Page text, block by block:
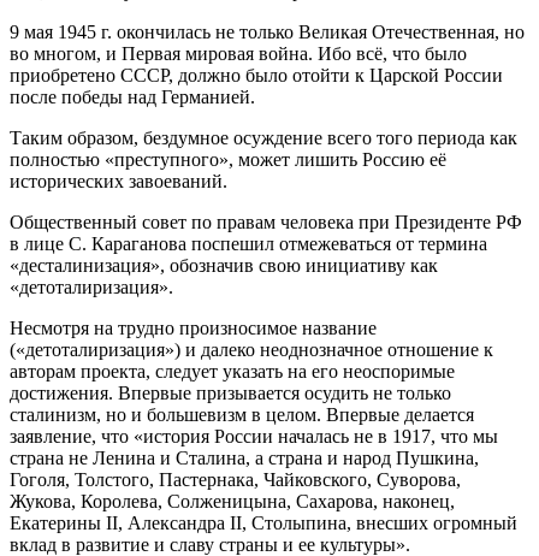
9 мая 1945 г. окончилась не только Великая Отечественная, но
во многом, и Первая мировая война. Ибо всё, что было
приобретено СССР, должно было отойти к Царской России
после победы над Германией.
Таким образом, бездумное осуждение всего того периода как
полностью «преступного», может лишить Россию её
исторических завоеваний.
Общественный совет по правам человека при Президенте РФ
в лице С. Караганова поспешил отмежеваться от термина
«десталинизация», обозначив свою инициативу как
«детоталиризация».
Несмотря на трудно произносимое название
(«детоталиризация») и далеко неоднозначное отношение к
авторам проекта, следует указать на его неоспоримые
достижения. Впервые призывается осудить не только
сталинизм, но и большевизм в целом. Впервые делается
заявление, что «история России началась не в 1917, что мы
страна не Ленина и Сталина, а страна и народ Пушкина,
Гоголя, Толстого, Пастернака, Чайковского, Суворова,
Жукова, Королева, Солженицына, Сахарова, наконец,
Екатерины II, Александра II, Столыпина, внесших огромный
вклад в развитие и славу страны и ее культуры».